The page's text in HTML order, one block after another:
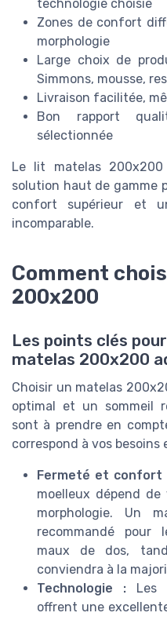
technologie choisie
Zones de confort
morphologie
Large choix de
Simmons, mousse,
Livraison facilitée,
Bon rapport
sélectionnée
Le lit matelas 200x200
solution haut de gamme
confort supérieur et
incomparable.
Comment
200x200
Les points clés
matelas 200x200
Choisir un matelas
optimal et un sommeil
sont à prendre en
correspond à vos besoins
Fermeté et confort
moelleux dépend
morphologie. Un
recommandé pour
maux de dos,
conviendra à la
Technologie : Les
offrent une